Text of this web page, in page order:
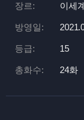
장르: 이세
방영일:
등급: 15
총화수: 24화